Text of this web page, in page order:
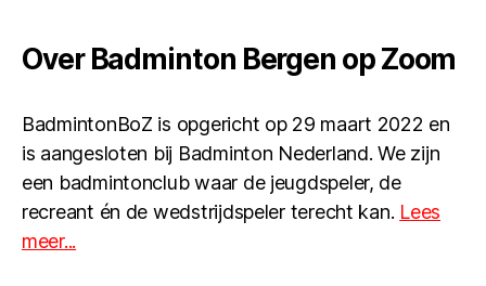
Over Badminton Bergen op Zoom
BadmintonBoZ is opgericht op 29 maart 2022 en
is aangesloten bij Badminton Nederland. We zijn
een badmintonclub waar de jeugdspeler, de
recreant én de wedstrijdspeler terecht kan. Lees
meer...